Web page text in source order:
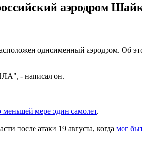
аэродром
одноименный аэродром. Об
- написал он.
мере один самолет.
после атаки 19 августа, когда мог